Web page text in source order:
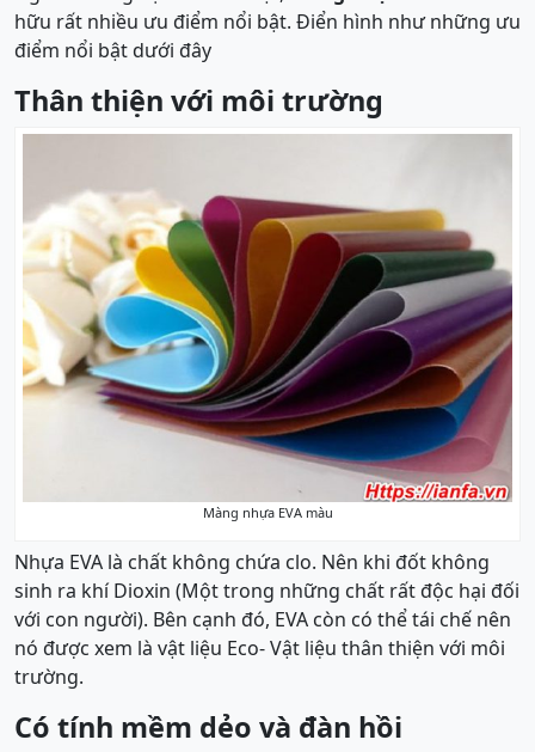
hữu rất nhiều ưu điểm nổi bật. Điển hình như những ưu
điểm nổi bật dưới đây
Thân thiện với môi trường
Màng nhựa EVA màu
Nhựa EVA là chất không chứa clo. Nên khi đốt không
sinh ra khí Dioxin (Một trong những chất rất độc hại đối
với con người). Bên cạnh đó, EVA còn có thể tái chế nên
nó được xem là vật liệu Eco- Vật liệu thân thiện với môi
trường.
Có tính mềm dẻo và đàn hồi